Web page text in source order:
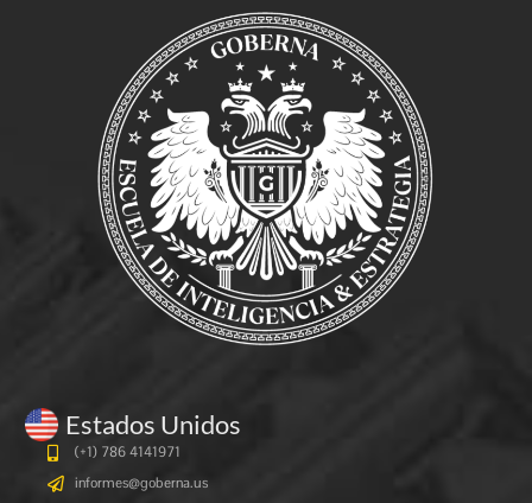
Estados Unidos
(+1) 786 4141971
informes@goberna.us